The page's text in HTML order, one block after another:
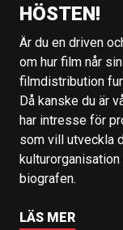
HÖSTEN!
Är du en driven
om hur film når
filmdistribution
Då kanske du är
har intresse för
som vill utveckla
biografen.
LÄS MER